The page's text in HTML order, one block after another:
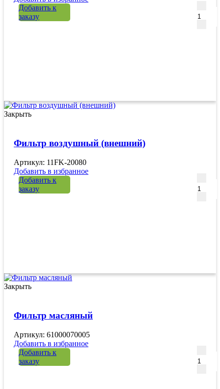
Добавить к
заказу
Закрыть
Фильтр воздушный (внешний)
Артикул: 11FK-20080
Добавить в избранное
Добавить к
заказу
Закрыть
Фильтр масляный
Артикул: 61000070005
Добавить в избранное
Добавить к
заказу